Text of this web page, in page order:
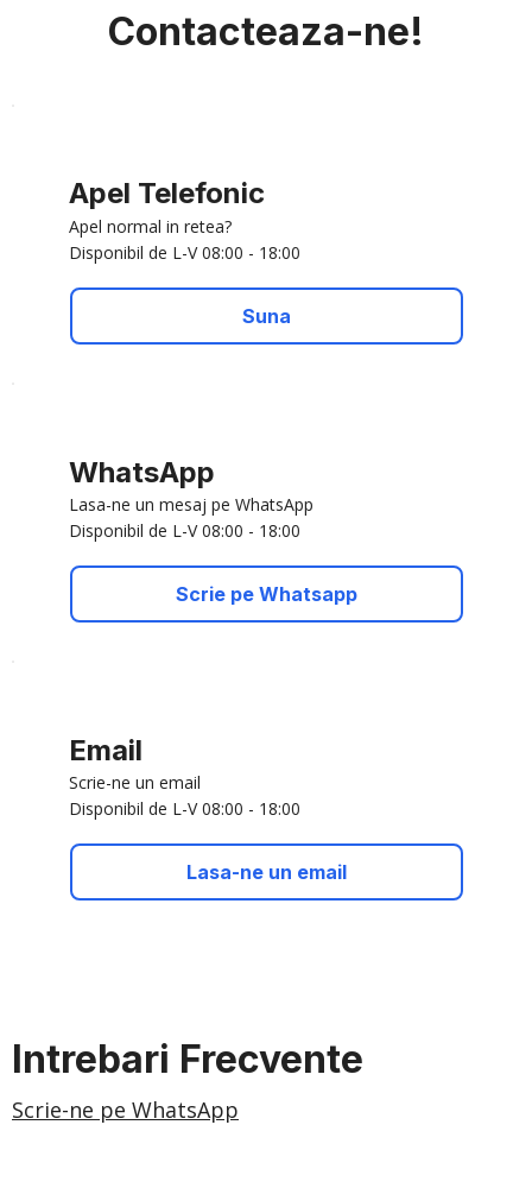
Contacteaza-ne!
Apel Telefonic
Apel normal in retea?
Disponibil de L-V 08:00 - 18:00
Suna
WhatsApp
Lasa-ne un mesaj pe WhatsApp
Disponibil de L-V 08:00 - 18:00
Scrie pe Whatsapp
Email
Scrie-ne un email
Disponibil de L-V 08:00 - 18:00
Lasa-ne un email
Intrebari Frecvente
Scrie-ne pe WhatsApp